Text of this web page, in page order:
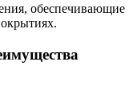
обеспечивающие